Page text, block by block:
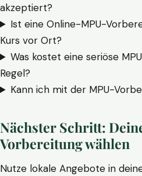
akzeptiert?
Ist eine Online-MPU-
Kurs vor Ort?
Was kostet eine seriöse
Regel?
Kann ich mit der MPU-
Nächster Schritt:
Vorbereitung wählen
Nutze lokale Angebote in